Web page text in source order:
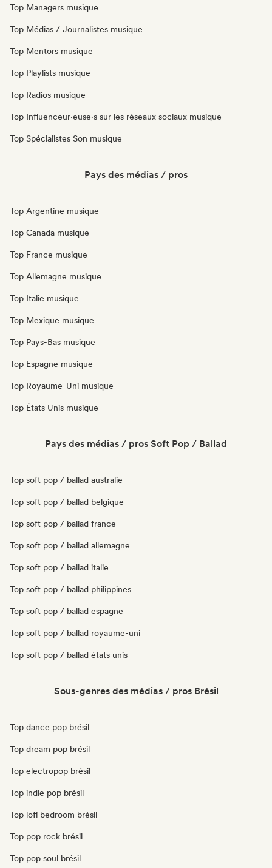
Top Managers musique
Top Médias / Journalistes musique
Top Mentors musique
Top Playlists musique
Top Radios musique
Top Influenceur·euse·s sur les réseaux sociaux musique
Top Spécialistes Son musique
Pays des médias / pros
Top Argentine musique
Top Canada musique
Top France musique
Top Allemagne musique
Top Italie musique
Top Mexique musique
Top Pays-Bas musique
Top Espagne musique
Top Royaume-Uni musique
Top États Unis musique
Pays des médias / pros Soft Pop / Ballad
Top soft pop / ballad australie
Top soft pop / ballad belgique
Top soft pop / ballad france
Top soft pop / ballad allemagne
Top soft pop / ballad italie
Top soft pop / ballad philippines
Top soft pop / ballad espagne
Top soft pop / ballad royaume-uni
Top soft pop / ballad états unis
Sous-genres des médias / pros Brésil
Top dance pop brésil
Top dream pop brésil
Top electropop brésil
Top indie pop brésil
Top lofi bedroom brésil
Top pop rock brésil
Top pop soul brésil